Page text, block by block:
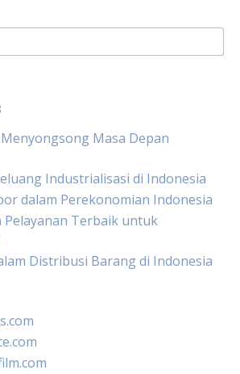
Masa Depan
Industrialisasi di Indonesia
dalam Perekonomian Indonesia
Pelayanan Terbaik untuk
Distribusi Barang di Indonesia